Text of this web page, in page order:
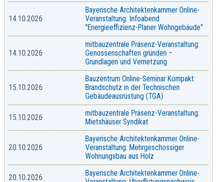
14.10.2026
Bayerische Architektenkammer Online-
Veranstaltung: Infoabend
"Energieeffizienz-Planer Wohngebäude"
14.10.2026
mitbauzentrale Präsenz-Veranstaltung:
Genossenschaften gründen –
Grundlagen und Vernetzung
15.10.2026
Bauzentrum Online-Seminar Kompakt:
Brandschutz in der Technischen
Gebäudeausrüstung (TGA)
15.10.2026
mitbauzentrale Präsenz-Veranstaltung:
Mietshäuser Syndikat
20.10.2026
Bayerische Architektenkammer Online-
Veranstaltung: Mehrgeschossiger
Wohnungsbau aus Holz
20.10.2026
Bayerische Architektenkammer Online-